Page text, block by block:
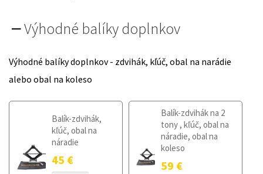
Výhodné balíky doplnkov
Výhodné balíky doplnkov - zdvihák, kľúč, obal na narádie
alebo obal na koleso
Balík-zdvihák,
kľúč, obal na
náradie
45 €
Balík-zdvihák na 2
tony , kľúč, obal na
náradie, obal na
koleso
59 €